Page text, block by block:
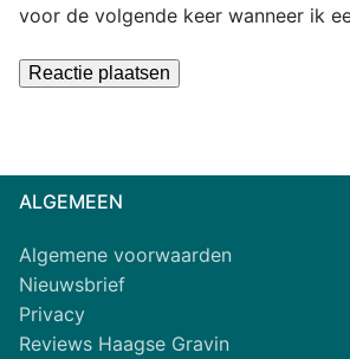
voor de volgende keer wanneer ik
ALGEMEEN
Algemene voorwaarden
Nieuwsbrief
Privacy
Reviews Haagse Gravin